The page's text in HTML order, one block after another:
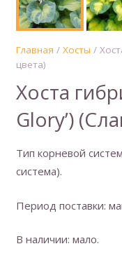
Главная / Хосты /
цвета)
Хоста
Glory’)
Тип корневой
система).
Период поставки:
В наличии: мало.